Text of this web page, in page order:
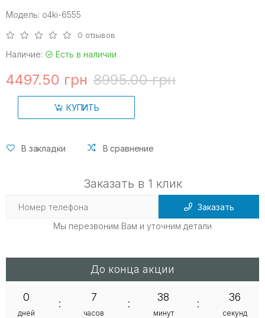
Модель: o4ki-6555
0 отзывов
Наличие: Есть в наличии
4497.50 грн 8995.00 грн
КУПИТЬ
В закладки В сравнение
Заказать в 1 клик
Заказать
Мы перезвоним Вам и уточним детали
До конца акции
0
дней
:
7
часов
:
38
минут
:
36
секунд